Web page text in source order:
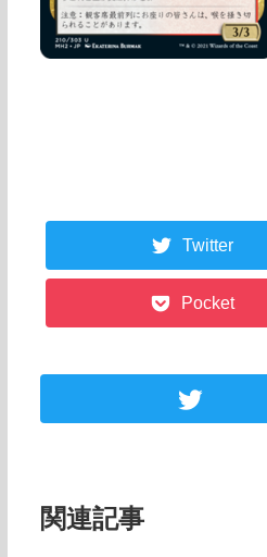
Twitter
Pocket
関連記事